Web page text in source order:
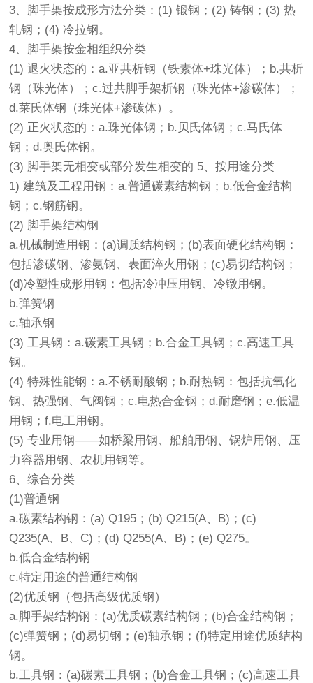
3、脚手架按成形方法分类：(1) 锻钢；(2) 铸钢；(3) 热
轧钢；(4) 冷拉钢。
4、脚手架按金相组织分类
(1) 退火状态的：a.亚共析钢（铁素体+珠光体）；b.共析
钢（珠光体）；c.过共脚手架析钢（珠光体+渗碳体）；
d.莱氏体钢（珠光体+渗碳体）。
(2) 正火状态的：a.珠光体钢；b.贝氏体钢；c.马氏体
钢；d.奥氏体钢。
(3) 脚手架无相变或部分发生相变的 5、按用途分类
1) 建筑及工程用钢：a.普通碳素结构钢；b.低合金结构
钢；c.钢筋钢。
(2) 脚手架结构钢
a.机械制造用钢：(a)调质结构钢；(b)表面硬化结构钢：
包括渗碳钢、渗氨钢、表面淬火用钢；(c)易切结构钢；
(d)冷塑性成形用钢：包括冷冲压用钢、冷镦用钢。
b.弹簧钢
c.轴承钢
(3) 工具钢：a.碳素工具钢；b.合金工具钢；c.高速工具
钢。
(4) 特殊性能钢：a.不锈耐酸钢；b.耐热钢：包括抗氧化
钢、热强钢、气阀钢；c.电热合金钢；d.耐磨钢；e.低温
用钢；f.电工用钢。
(5) 专业用钢——如桥梁用钢、船舶用钢、锅炉用钢、压
力容器用钢、农机用钢等。
6、综合分类
(1)普通钢
a.碳素结构钢：(a) Q195；(b) Q215(A、B)；(c)
Q235(A、B、C)；(d) Q255(A、B)；(e) Q275。
b.低合金结构钢
c.特定用途的普通结构钢
(2)优质钢（包括高级优质钢）
a.脚手架结构钢：(a)优质碳素结构钢；(b)合金结构钢；
(c)弹簧钢；(d)易切钢；(e)轴承钢；(f)特定用途优质结构
钢。
b.工具钢：(a)碳素工具钢；(b)合金工具钢；(c)高速工具